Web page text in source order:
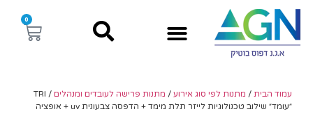
0
עמוד הבית / מתנות לפי סוג אירוע / מתנות פרישה לעובדים ומנהלים
/ TRI
״עומד״ שילוב טכנולוגיות לייזר תלת מימד + הדפסה צבעונית uv + אופציה